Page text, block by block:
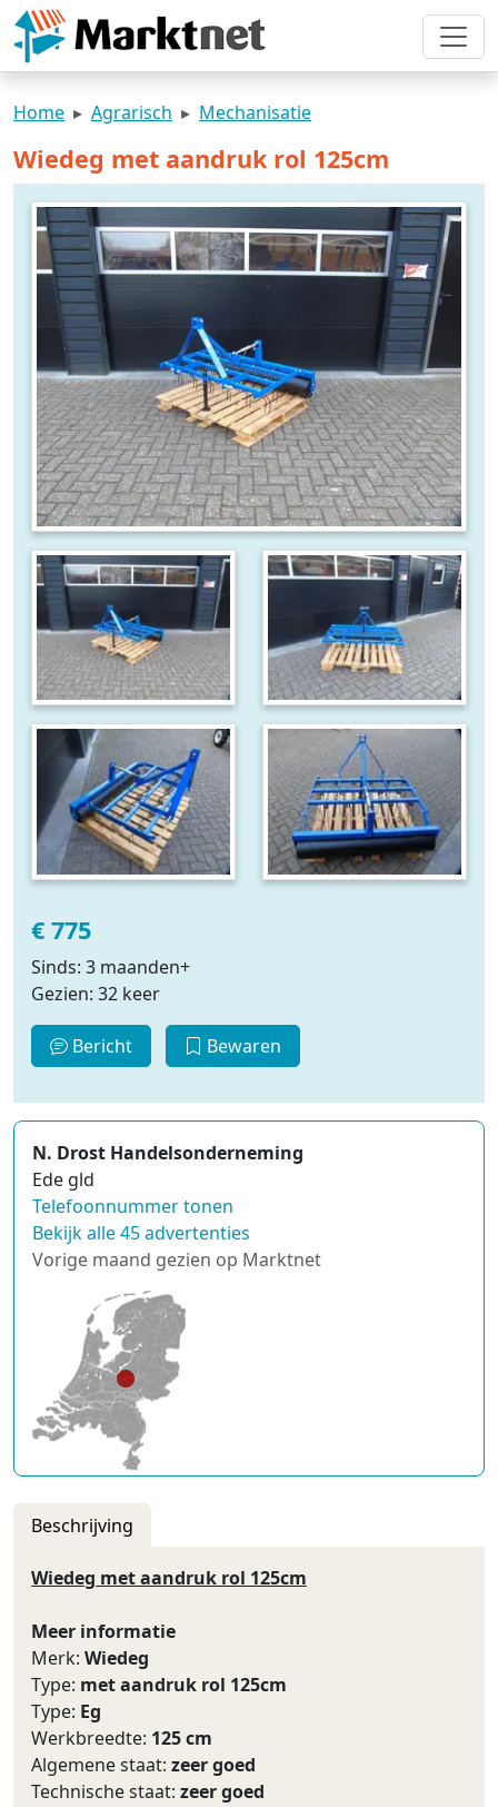
Home Agrarisch Mechanisatie
Wiedeg met aandruk rol 125cm
€ 775
Sinds: 3 maanden+
Gezien: 32 keer
Bericht Bewaren
N. Drost Handelsonderneming
Ede gld
Telefoonnummer tonen
Bekijk alle 45 advertenties
Vorige maand gezien op Marktnet
Beschrijving
Wiedeg met aandruk rol 125cm
Meer informatie
Merk: Wiedeg
Type: met aandruk rol 125cm
Type: Eg
Werkbreedte: 125 cm
Algemene staat: zeer goed
Technische staat: zeer goed